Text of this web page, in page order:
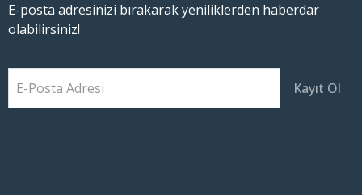
E-posta adresinizi bırakarak yeniliklerden haberdar
olabilirsiniz!
E-Posta Adresi Kayıt Ol